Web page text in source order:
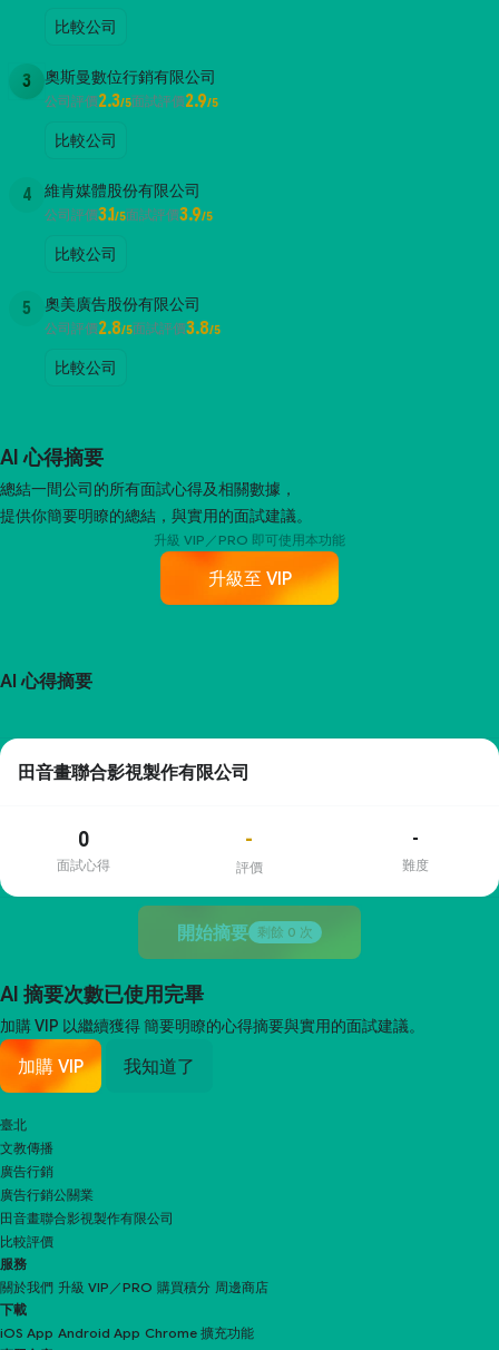
比較公司
3 奧斯曼數位行銷有限公司
公司評價2.3/5面試評價2.9/5
比較公司
4 維肯媒體股份有限公司
公司評價3.1/5面試評價3.9/5
比較公司
5 奧美廣告股份有限公司
公司評價2.8/5面試評價3.8/5
比較公司
AI 心得摘要
總結一間公司的所有面試心得及相關數據，
提供你簡要明瞭的總結，與實用的面試建議。
升級 VIP／PRO 即可使用本功能
升級至 VIP
AI 心得摘要
田音畫聯合影視製作有限公司
0
面試心得
-
評價
-
難度
開始摘要 剩餘 0 次
AI 摘要次數已使用完畢
加購 VIP 以繼續獲得簡要明瞭的心得摘要與實用的面試建議。
加購 VIP 我知道了
臺北
文教傳播
廣告行銷
廣告行銷公關業
田音畫聯合影視製作有限公司
比較評價
服務
關於我們 升級 VIP／PRO 購買積分 周邊商店
下載
iOS App Android App Chrome 擴充功能